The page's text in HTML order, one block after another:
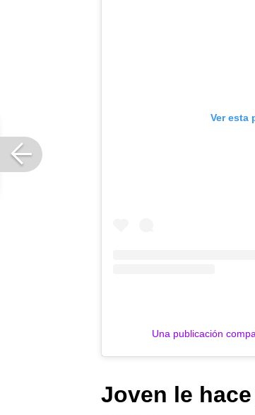
Ver esta
Una publicación
Joven le